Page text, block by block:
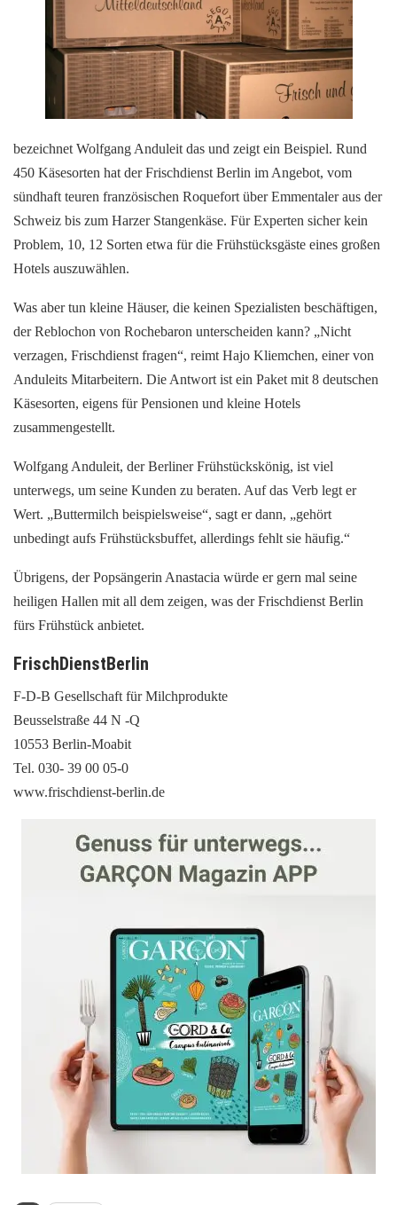
bezeichnet Wolfgang Anduleit das und zeigt ein Beispiel. Rund
450 Käsesorten hat der Frischdienst Berlin im Angebot, vom
sündhaft teuren französischen Roquefort über Emmentaler aus der
Schweiz bis zum Harzer Stangenkäse. Für Experten sicher kein
Problem, 10, 12 Sorten etwa für die Frühstücksgäste eines großen
Hotels auszuwählen.
Was aber tun kleine Häuser, die keinen Spezialisten beschäftigen,
der Reblochon von Rochebaron unterscheiden kann? „Nicht
verzagen, Frischdienst fragen“, reimt Hajo Kliemchen, einer von
Anduleits Mitarbeitern. Die Antwort ist ein Paket mit 8 deutschen
Käsesorten, eigens für Pensionen und kleine Hotels
zusammengestellt.
Wolfgang Anduleit, der Berliner Frühstückskönig, ist viel
unterwegs, um seine Kunden zu beraten. Auf das Verb legt er
Wert. „Buttermilch beispielsweise“, sagt er dann, „gehört
unbedingt aufs Frühstücksbuffet, allerdings fehlt sie häufig.“
Übrigens, der Popsängerin Anastacia würde er gern mal seine
heiligen Hallen mit all dem zeigen, was der Frischdienst Berlin
fürs Frühstück anbietet.
FrischDienstBerlin
F-D-B Gesellschaft für Milchprodukte
Beusselstraße 44 N -Q
10553 Berlin-Moabit
Tel. 030- 39 00 05-0
www.frischdienst-berlin.de